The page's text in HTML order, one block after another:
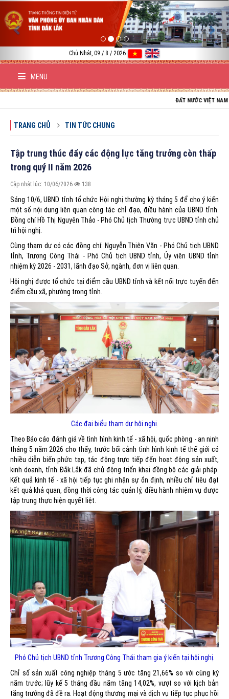
Chủ Nhật, 09 / 8 / 2026
MENU
ĐẤT NƯỚC VIỆT NAM TRƯỜNG
TRANG CHỦ TIN TỨC CHUNG
Tập trung thúc đẩy các động lực tăng trưởng còn thấp
trong quý II năm 2026
Cập nhật lúc: 10/06/2026 138
Sáng 10/6, UBND tỉnh tổ chức Hội nghị thường kỳ tháng 5 để cho ý kiến
một số nội dung liên quan công tác chỉ đạo, điều hành của UBND tỉnh.
Đồng chí Hồ Thị Nguyên Thảo - Phó Chủ tịch Thường trực UBND tỉnh chủ
trì hội nghị.
Cùng tham dự có các đồng chí: Nguyễn Thiên Văn - Phó Chủ tịch UBND
tỉnh, Trương Công Thái - Phó Chủ tịch UBND tỉnh, Ủy viên UBND tỉnh
nhiệm kỳ 2026 - 2031, lãnh đạo Sở, ngành, đơn vị liên quan.
Hội nghị được tổ chức tại điểm cầu UBND tỉnh và kết nối trực tuyến đến
điểm cầu xã, phường trong tỉnh.
Các đại biểu tham dự hội nghị.
Theo Báo cáo đánh giá về tình hình kinh tế - xã hội, quốc phòng - an ninh
tháng 5 năm 2026 cho thấy, trước bối cảnh tình hình kinh tế thế giới có
nhiều diễn biến phức tạp, tác động trực tiếp đến hoạt động sản xuất,
kinh doanh, tỉnh Đắk Lắk đã chủ động triển khai đồng bộ các giải pháp.
Kết quả kinh tế - xã hội tiếp tục ghi nhận sự ổn định, nhiều chỉ tiêu đạt
kết quả khả quan, đồng thời công tác quản lý, điều hành nhiệm vụ được
tập trung thực hiện quyết liệt.
Phó Chủ tịch UBND tỉnh Trương Công Thái tham gia ý kiến tại hội nghị.
Chỉ số sản xuất công nghiệp tháng 5 ước tăng 21,66% so với cùng kỳ
năm trước; lũy kế 5 tháng đầu năm tăng 14,02%, vượt so với kịch bản
tăng trưởng đã đề ra. Hoạt động thương mại và dịch vụ tiếp tục phục hồi